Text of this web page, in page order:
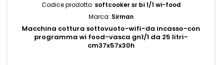
Codice prodotto: softcooker sr bi 1/1 wi-food
Marca: Sirman
Macchina cottura sottovuoto-wifi-da incasso-con
programma wi food-vasca gn1/1 da 25 litri-
cm37x57x30h